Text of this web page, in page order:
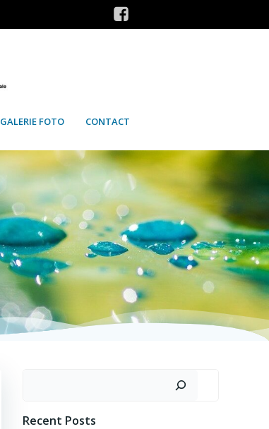
GALERIE FOTO CONTACT
Recent Posts